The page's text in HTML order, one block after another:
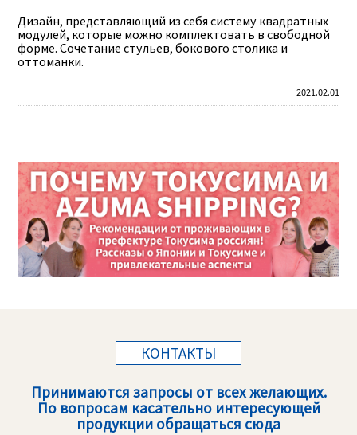
Дизайн, представляющий из себя систему квадратных
модулей, которые можно комплектовать в свободной
форме. Сочетание стульев, бокового столика и
оттоманки.
2021.02.01
КОНТАКТЫ
Принимаются запросы от всех желающих.
По вопросам касательно интересующей
продукции обращаться сюда